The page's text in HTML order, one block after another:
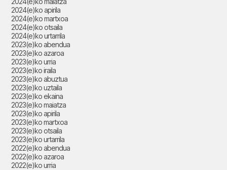
2024(e)ko apirila
2024(e)ko martxoa
2024(e)ko otsaila
2024(e)ko urtarrila
2023(e)ko abendua
2023(e)ko azaroa
2023(e)ko urria
2023(e)ko iraila
2023(e)ko abuztua
2023(e)ko uztaila
2023(e)ko ekaina
2023(e)ko maiatza
2023(e)ko apirila
2023(e)ko martxoa
2023(e)ko otsaila
2023(e)ko urtarrila
2022(e)ko abendua
2022(e)ko azaroa
2022(e)ko urria